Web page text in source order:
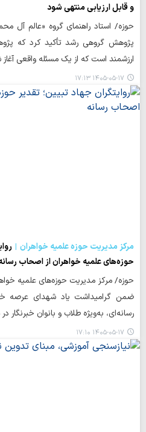
و قابل ارزیابی منتهی شود
حوزه/ استاد راهنمای گروه «عالم آل
پژوهش گروهی رشد تأکید کرد که
ارزشمند است که از یک مسئله واقعی
۱۴۰۵-۰۵-۱۷ ۱۷:۱۳
مرکز مدیریت حوزه علمیه خواهران
حوزه‌های علمیه خواهران از اصحاب
ضمن گرامیداشت یاد شهدای عرصه
رسانه‌ای، به‌ویژه طلاب و بانوان خبرنگار
۱۴۰۵-۰۵-۱۷ ۱۷:۱۰